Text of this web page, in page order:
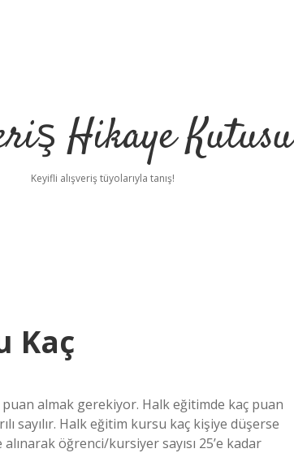
Hikaye Kutusu
Keyifli alışveriş tüyolarıyla tanış!
Kaç
puan almak gerekiyor. Halk eğitimde kaç puan
sayılır. Halk eğitim kursu kaç kişiye düşerse
öğrenci/kursiyer sayısı 25’e kadar